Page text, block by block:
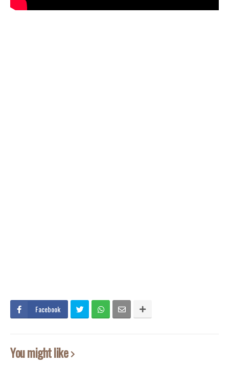
Facebook
You might like